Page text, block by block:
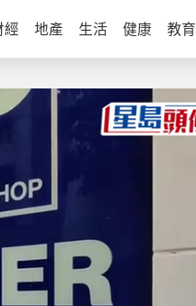
經 地產 生活 健康 教育